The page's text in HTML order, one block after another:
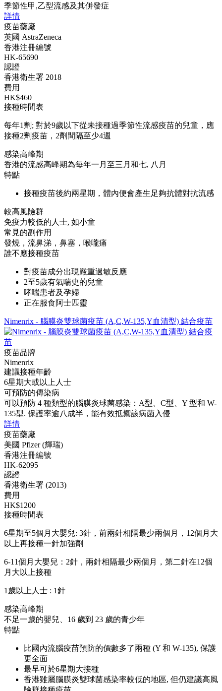
季節性甲,乙型流感及其併發症
詳情
疫苗藥廠
英國 AstraZeneca
香港注冊編號
HK-65690
認證
香港衛生署 2018
費用
HK$460
接種時間表
每年1劑; 對於9歲以下從未接種過季節性流感疫苗的兒童，應
接種2劑疫苗，2劑間隔至少4週
感染高峰期
香港的流感高峰期為每年一月至三月和七, 八月
特點
接種疫苗後約兩星期，體內便會產生足夠抗體對抗流感
較高風險群
免疫力較低的人士, 如小童
常見的副作用
發燒，流鼻涕，鼻塞，喉嚨痛
誰不應接種疫苗
對疫苗成分出現嚴重過敏反應
2至5歲有氣喘史的兒童
哮喘患者及孕婦
正在服食阿士匹靈
Nimenrix - 腦膜炎雙球菌疫苗 (A,C,W-135,Y血清型) 結合疫苗
疫苗品牌
Nimenrix
建議接種年齡
6星期大或以上人士
可預防的傳染病
可以預防 4 種類型的腦膜炎球菌感染：A型、C型、Y 型和 W-
135型. 保護率逾八成半，能有效抵禦該病菌入侵
詳情
疫苗藥廠
美國 Pfizer (輝瑞)
香港注冊編號
HK-62095
認證
香港衛生署 (2013)
費用
HK$1200
接種時間表
6星期至5個月大嬰兒: 3針，前兩針相隔最少兩個月，12個月大
以上再接種一針加強劑
6-11個月大嬰兒：2針，兩針相隔最少兩個月，第二針在12個
月大以上接種
1歲以上人士 : 1針
感染高峰期
不足一歲的嬰兒、16 歲到 23 歲的青少年
特點
比國內流腦疫苗預防的價數多了兩種 (Y 和 W-135), 保護
更全面
最早可於6星期大接種
香港雖屬腦膜炎雙球菌感染率較低的地區, 但仍建議高風